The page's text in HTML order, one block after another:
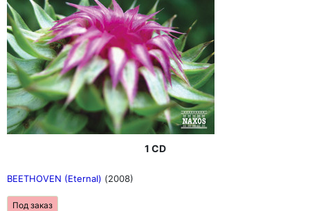
1 CD
BEETHOVEN (Eternal) (2008)
Под заказ